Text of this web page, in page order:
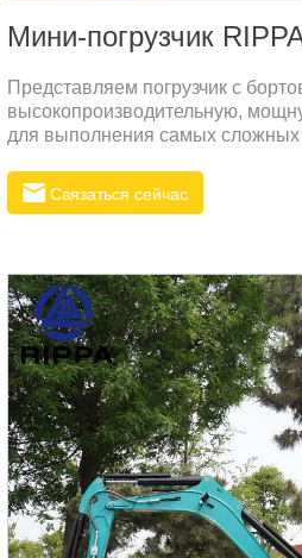
Мини-погрузчик
Представляем погрузчик с
высокопроизводительную,
для выполнения самых сложных
Разработанный как для
универсальности, RS06
решением для вашего
характеристики погрузчика с
Связаться сейчас